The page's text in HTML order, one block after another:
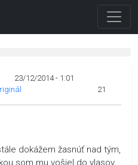
23/12/2014 - 1:01
21
dokážem žasnúť nad tým,
som mu vošiel do vlasov,